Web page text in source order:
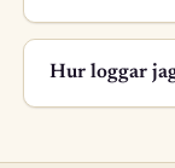
Hur loggar